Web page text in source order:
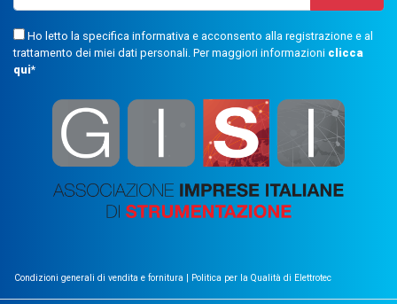
Ho letto la specifica informativa e acconsento alla registrazione e al
trattamento dei miei dati personali. Per maggiori informazioni clicca
qui*
Condizioni generali di vendita e fornitura | Politica per la Qualità di Elettrotec